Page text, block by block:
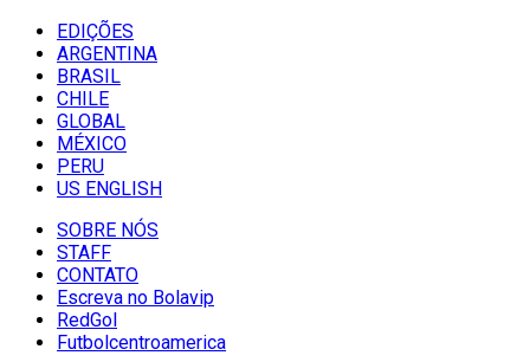
EDIÇÕES
ARGENTINA
BRASIL
CHILE
GLOBAL
MÉXICO
PERU
US ENGLISH
SOBRE NÓS
STAFF
CONTATO
Escreva no Bolavip
RedGol
Futbolcentroamerica